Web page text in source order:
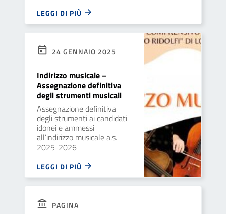
LEGGI DI PIÙ
24 GENNAIO 2025
Indirizzo musicale –
Assegnazione definitiva
degli strumenti musicali
Assegnazione definitiva
degli strumenti ai candidati
idonei e ammessi
all’indirizzo musicale a.s.
2025-2026
LEGGI DI PIÙ
PAGINA